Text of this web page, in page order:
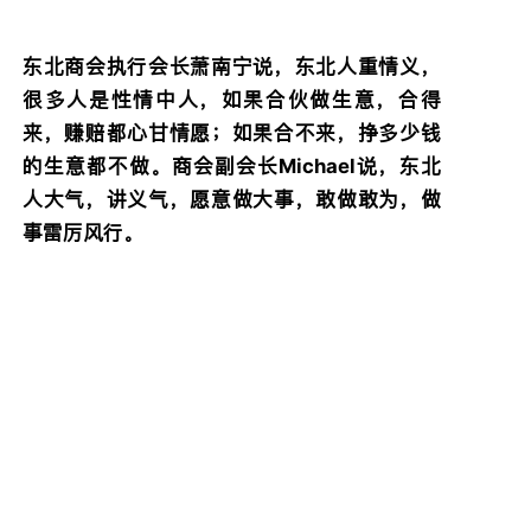
东北商会执行会长萧南宁说，东北人重情义，
很多人是性情中人，如果合伙做生意，合得
来，赚赔都心甘情愿；如果合不来，挣多少钱
的生意都不做。商会副会长Michael说，东北
人大气，讲义气，愿意做大事，敢做敢为，做
事雷厉风行。